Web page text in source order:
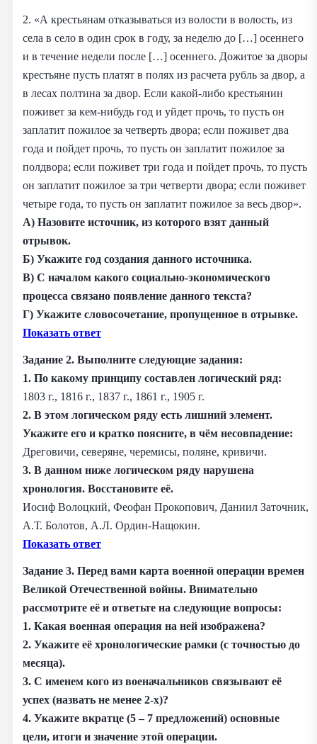
2. «А крестьянам отказываться из волости в волость, из
села в село в один срок в году, за неделю до […] осеннего
и в течение недели после […] осеннего. Дожитое за дворы
крестьяне пусть платят в полях из расчета рубль за двор, а
в лесах полтина за двор. Если какой-либо крестьянин
поживет за кем-нибудь год и уйдет прочь, то пусть он
заплатит пожилое за четверть двора; если поживет два
года и пойдет прочь, то пусть он заплатит пожилое за
полдвора; если поживет три года и пойдет прочь, то пусть
он заплатит пожилое за три четверти двора; если поживет
четыре года, то пусть он заплатит пожилое за весь двор».
А) Назовите источник, из которого взят данный
отрывок.
Б) Укажите год создания данного источника.
В) С началом какого социально-экономического
процесса связано появление данного текста?
Г) Укажите словосочетание, пропущенное в отрывке.
Показать ответ
Задание 2. Выполните следующие задания:
1. По какому принципу составлен логический ряд:
1803 г., 1816 г., 1837 г., 1861 г., 1905 г.
2. В этом логическом ряду есть лишний элемент.
Укажите его и кратко поясните, в чём несовпадение:
Дреговичи, северяне, черемисы, поляне, кривичи.
3. В данном ниже логическом ряду нарушена
хронология. Восстановите её.
Иосиф Волоцкий, Феофан Прокопович, Даниил Заточник,
А.Т. Болотов, А.Л. Ордин-Нащокин.
Показать ответ
Задание 3. Перед вами карта военной операции времен
Великой Отечественной войны. Внимательно
рассмотрите её и ответьте на следующие вопросы:
1. Какая военная операция на ней изображена?
2. Укажите её хронологические рамки (с точностью до
месяца).
3. С именем кого из военачальников связывают её
успех (назвать не менее 2-х)?
4. Укажите вкратце (5 – 7 предложений) основные
цели, итоги и значение этой операции.